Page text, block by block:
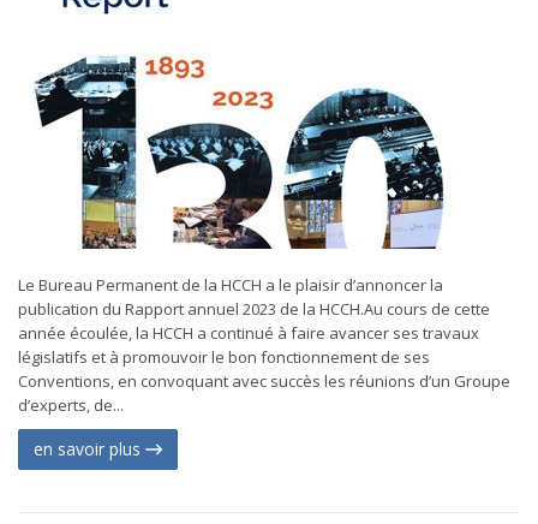
Le Bureau Permanent de la HCCH a le plaisir d’annoncer la
publication du Rapport annuel 2023 de la HCCH.Au cours de cette
année écoulée, la HCCH a continué à faire avancer ses travaux
législatifs et à promouvoir le bon fonctionnement de ses
Conventions, en convoquant avec succès les réunions d’un Groupe
d’experts, de...
en savoir plus